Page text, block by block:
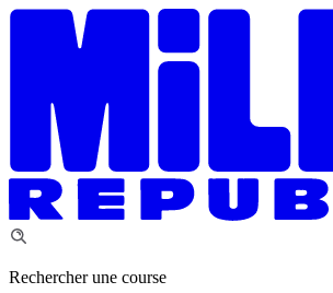
Rechercher une course